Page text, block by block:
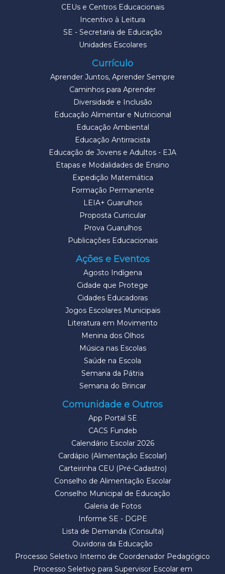
CEUs e Centros Educacionais
Incentivo à Leitura
SE - Secretaria de Educação
Unidades Escolares
Currículo
Aprender Juntos, Aprender Sempre
Caminhos para Aprender
Diversidade e Inclusão
Educação Alimentar e Nutricional
Educação Ambiental
Educação Antirracista
Educação de Jovens e Adultos - EJA
Etapas e Modalidades de Ensino
Expedição Matemática
Formação Permanente
LEIA+ Guarulhos
Proposta Curricular
Prova Guarulhos
Publicações Educacionais
Ações e Eventos
Agosto Indígena
Cidade que Protege
Cidades Educadoras
Jogos Escolares Municipais
Literatura em Movimento
Menina dos Olhos
Música nas Escolas
Saúde na Escola
Semana da Pátria
Semana do Brincar
Comunidade e Outros
App Portal SE
CACS Fundeb
Calendário Escolar 2026
Cardápio (Alimentação Escolar)
Carteirinha CEU (Pré-Cadastro)
Conselho de Alimentação Escolar
Conselho Municipal de Educação
Galeria de Fotos
Informe SE - DGPE
Lista de Demanda (Consulta)
Ouvidoria da Educação
Processo Seletivo Interno de Coordenador Pedagógico
Processo Seletivo para Supervisor Escolar em